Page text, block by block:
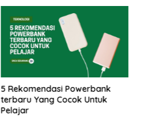
5 Rekomendasi Powerbank
terbaru Yang Cocok Untuk
Pelajar